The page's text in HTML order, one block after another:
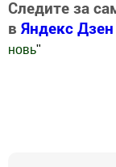
Следите за
в Яндекс Дзен
новь"